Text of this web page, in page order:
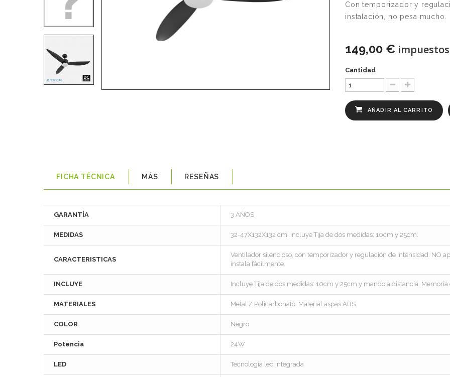
Con temporizador y
instalación, no pesa mucho.
149,00 €
Cantidad
AÑADIR AL CARRITO
FICHA TÉCNICA MÁS RESEÑAS
GARANTÍA 3 AÑOS
MEDIDAS 32-47X132X132 cm. Incluye Tija de dos medidas: 10cm y 25cm.
CARACTERISTICAS
Ventilador silencioso, con temporizador y regulación de intensidad. NO
instala fácilmente.
INCLUYE Incluye Tija de dos medidas: 10cm y 25cm y mando a distancia.
MATERIALES Metal / Policarbonato. Material aspas ABS
COLOR Negro
Potencia 24W
LED Tecnología led integrada